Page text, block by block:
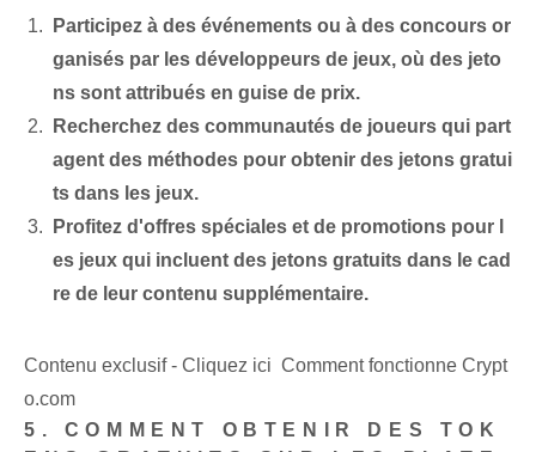
Participez à des événements ou à des concours or
ganisés par les développeurs de jeux, où des jeto
ns sont attribués en guise de prix.
Recherchez des communautés de joueurs qui part
agent des méthodes pour obtenir des jetons gratui
ts dans les jeux.
Profitez d'offres spéciales et de promotions pour l
es jeux qui incluent des jetons gratuits dans le cad
re de leur contenu supplémentaire.
Contenu exclusif - Cliquez ici Comment fonctionne Crypt
o.com
5. COMMENT OBTENIR DES TOK